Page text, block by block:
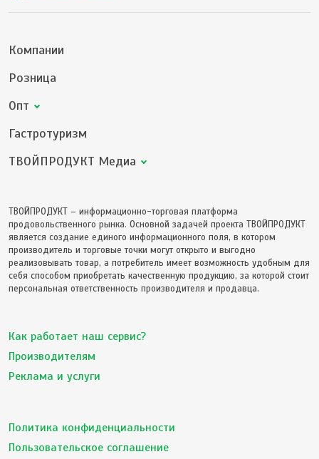
Компании
Розница
Опт
Гастротуризм
ТВОЙПРОДУКТ Медиа
ТВОЙПРОДУКТ – информационно-торговая платформа
продовольственного рынка. Основной задачей проекта ТВОЙПРОДУКТ
является создание единого информационного поля, в котором
производитель и торговые точки могут открыто и выгодно
реализовывать товар, а потребитель имеет возможность удобным для
себя способом приобретать качественную продукцию, за которой стоит
персональная ответственность производителя и продавца.
Как работает наш сервис?
Производителям
Реклама и услуги
Политика конфиденциальности
Пользовательское соглашение